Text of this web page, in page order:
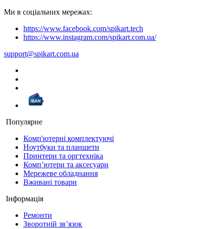
Ми в соціальних мережах:
https://www.facebook.com/spikart.tech
https://www.instagram.com/spikart.com.ua/
support@spikart.com.ua
Популярне
Комп'ютерні комплектуючі
Ноутбуки та планшети
Принтери та оргтехніка
Компʼютери та аксесуари
Мережеве обладнання
Вживані товари
Інформація
Ремонти
Зворотній зв’язок